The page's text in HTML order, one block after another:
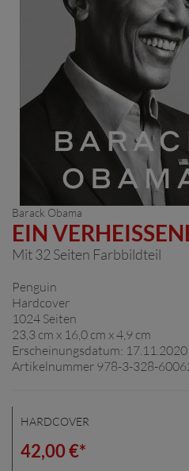
Barack Obama
EIN
Mit 32 Seiten Farbbildteil
Penguin
Hardcover
1024 Seiten
23,3 cm x 16,0 cm x 4,9 cm
Erscheinungsdatum: 17.11.2020
Artikelnummer 978-3-328-
HARDCOVER
42,00 €*